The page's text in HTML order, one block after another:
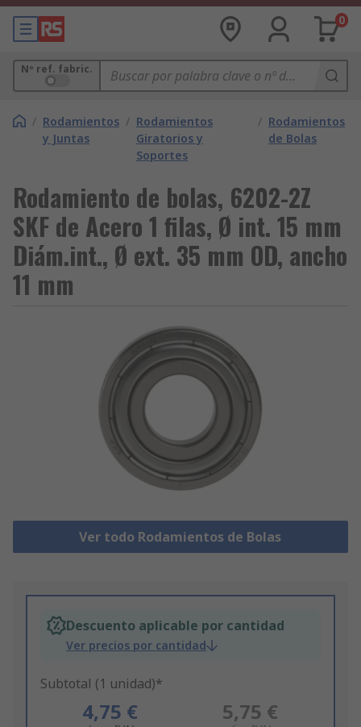
0
Nº ref. fabric.
/ Rodamientos
y Juntas
/ Rodamientos
Giratorios y
Soportes
/ Rodamientos
de Bolas
Rodamiento de bolas, 6202-2Z
SKF de Acero 1 filas, Ø int. 15 mm
Diám.int., Ø ext. 35 mm OD, ancho
11 mm
Ver todo Rodamientos de Bolas
Descuento aplicable por cantidad
Ver precios por cantidad
Subtotal (1 unidad)*
4,75 € 5,75 €